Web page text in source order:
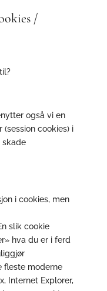
/
også vi en
cookies) i
skade
i cookies, men
slik cookie
hva du er i ferd
fleste moderne
Internet Explorer,